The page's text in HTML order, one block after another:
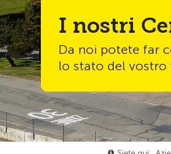
I nostri
Da noi potete far
lo stato del vostro